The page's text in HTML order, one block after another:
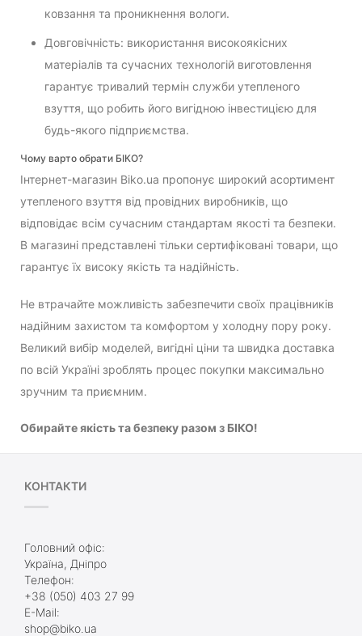
ковзання та проникнення вологи.
Довговічність: використання високоякісних
матеріалів та сучасних технологій виготовлення
гарантує тривалий термін служби утепленого
взуття, що робить його вигідною інвестицією для
будь-якого підприємства.
Чому варто обрати БІКО?
Інтернет-магазин Biko.ua пропонує широкий асортимент
утепленого взуття від провідних виробників, що
відповідає всім сучасним стандартам якості та безпеки.
В магазині представлені тільки сертифіковані товари, що
гарантує їх високу якість та надійність.
Не втрачайте можливість забезпечити своїх працівників
надійним захистом та комфортом у холодну пору року.
Великий вибір моделей, вигідні ціни та швидка доставка
по всій Україні зроблять процес покупки максимально
зручним та приємним.
Обирайте якість та безпеку разом з БІКО!
КОНТАКТИ
Головний офіс:
Україна, Дніпро
Телефон:
+38 (050) 403 27 99
E-Mail:
shop@biko.ua